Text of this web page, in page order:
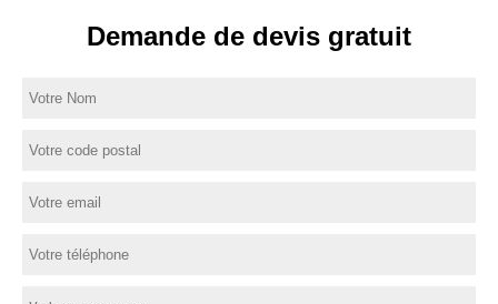
Demande de devis gratuit